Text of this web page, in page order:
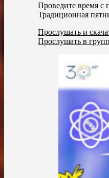
Проведите время с
Традиционная
Прослушать и
Прослушать в